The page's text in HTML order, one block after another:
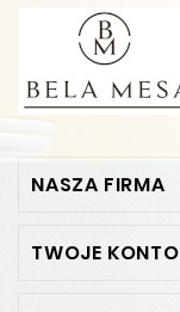
NASZA FIRMA
TWOJE KONTO